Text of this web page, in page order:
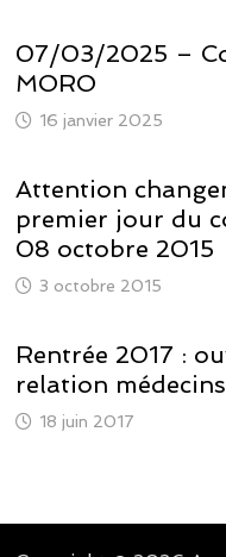
07/03/2025 –
MORO
16 janvier 2025
Attention
premier jour du
08 octobre 2015
3 octobre 2015
Rentrée 2017 :
relation
18 juin 2017